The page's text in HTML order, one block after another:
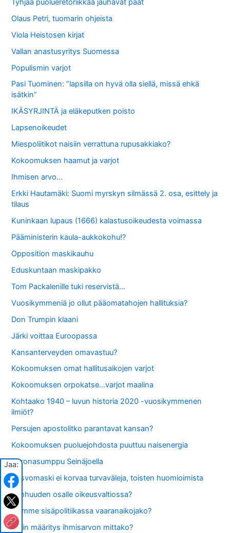
Tyhjää puolueretoriikkaa jauhavat päät
Olaus Petri, tuomarin ohjeista
Viola Heistosen kirjat
Vallan anastusyritys Suomessa
Populismin varjot
Pasi Tuominen: ”lapsilla on hyvä olla siellä, missä ehkä
isätkin”
IKÄSYRJINTÄ ja eläkeputken poisto
Lapsenoikeudet
Miespoliitikot naisiin verrattuna rupusakkiako?
Kokoomuksen haamut ja varjot
Ihmisen arvo…
Erkki Hautamäki: Suomi myrskyn silmässä 2. osa, esittely ja
tilaus
Kuninkaan lupaus (1666) kalastusoikeudesta voimassa
Pääministerin kaula-aukkokohu!?
Opposition maskikauhu
Eduskuntaan maskipakko
Tom Packalenille tuki reservistä…
Vuosikymmeniä jo ollut pääomatahojen hallituksia?
Don Trumpin klaani
Järki voittaa Euroopassa
Kansanterveyden omavastuu?
Kokoomuksen omat hallitusaikojen varjot
Kokoomuksen orpokatse…varjot maalina
Kohtaako 1940 – luvun historia 2020 -vuosikymmenen
ilmiöt?
Persujen apostolitko parantavat kansan?
Kokoomuksen puoluejohdosta puuttuu naisenergia
Koronasumppu Seinäjoella
Kasvomaski ei korvaa turvaväleja, toisten huomioimista
Vanhuuden osalle oikeusvaltiossa?
Elämme sisäpolitiikassa vaaranaikojako?
Värin määritys ihmisarvon mittako?
Jaa: